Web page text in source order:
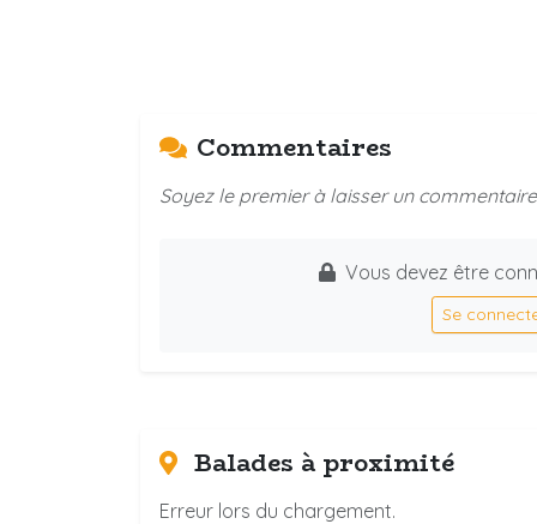
Commentaires
Soyez le premier à laisser un
Vous devez être
Se
Balades à proximité
Erreur lors du chargement.